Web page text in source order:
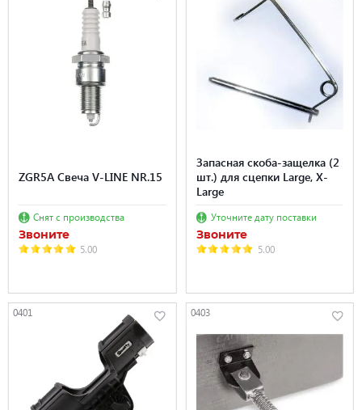
ZGR5A Свеча V-LINE NR.15
Снят с производства
Звоните
5.00
Запасная скоба-защелка (2
шт.) для сцепки Large, Х-
Large
Уточните дату поставки
Звоните
5.00
0401 0403